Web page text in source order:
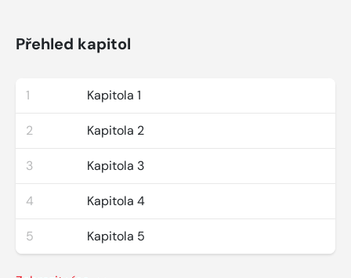
Přehled kapitol
1 Kapitola 1
2 Kapitola 2
3 Kapitola 3
4 Kapitola 4
5 Kapitola 5